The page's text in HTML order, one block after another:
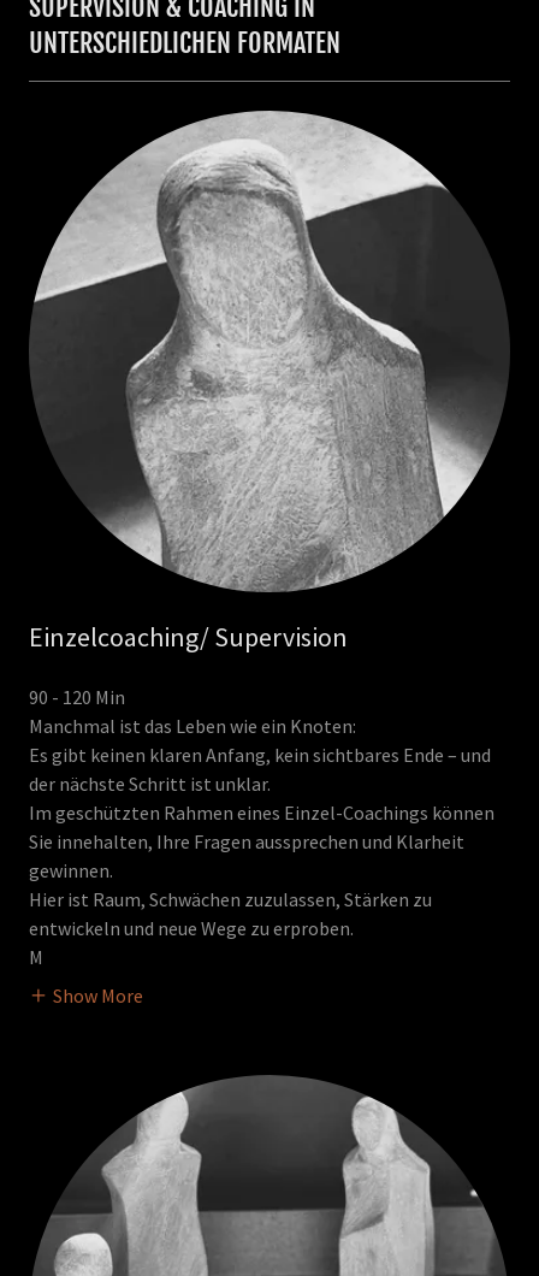
SUPERVISION & COACHING IN
UNTERSCHIEDLICHEN FORMATEN
Einzelcoaching/ Supervision
90 - 120 Min
Manchmal ist das Leben wie ein Knoten:
Es gibt keinen klaren Anfang, kein sichtbares Ende – und
der nächste Schritt ist unklar.
Im geschützten Rahmen eines Einzel-Coachings können
Sie innehalten, Ihre Fragen aussprechen und Klarheit
gewinnen.
Hier ist Raum, Schwächen zuzulassen, Stärken zu
entwickeln und neue Wege zu erproben.
M
Show More